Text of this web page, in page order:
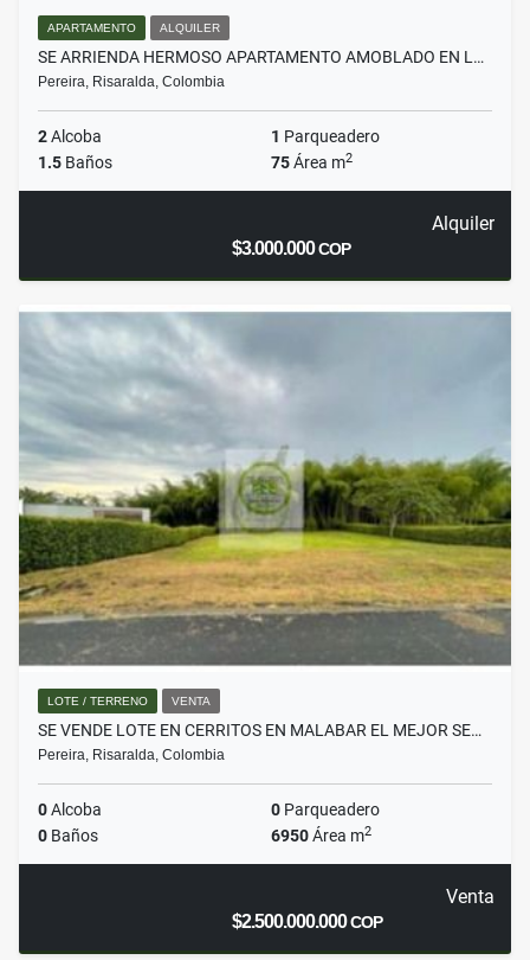
APARTAMENTO ALQUILER
SE ARRIENDA HERMOSO APARTAMENTO AMOBLADO EN L…
Pereira, Risaralda, Colombia
2Alcoba 1 Parqueadero
1.5 Baños 75Área m2
Alquiler
$3.000.000COP
LOTE / TERRENO VENTA
SE VENDE LOTE EN CERRITOS EN MALABAR EL MEJOR SE…
Pereira, Risaralda, Colombia
0Alcoba 0 Parqueadero
0 Baños 6950Área m2
Venta
$2.500.000.000COP